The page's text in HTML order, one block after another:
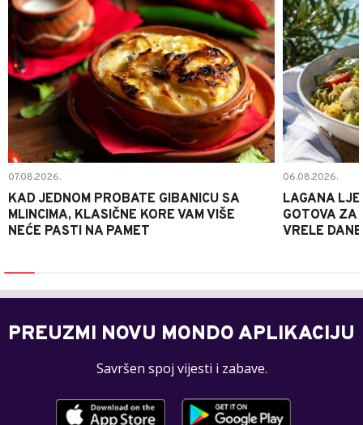
07.08.2026.
KAD JEDNOM PROBATE GIBANICU SA
MLINCIMA, KLASIČNE KORE VAM VIŠE
NEĆE PASTI NA PAMET
06.08.2026.
LAGANA
GOTOVA ZA
VRELE DANE
PREUZMI NOVU MONDO APLIKACIJU
Savršen spoj vijesti i zabave.